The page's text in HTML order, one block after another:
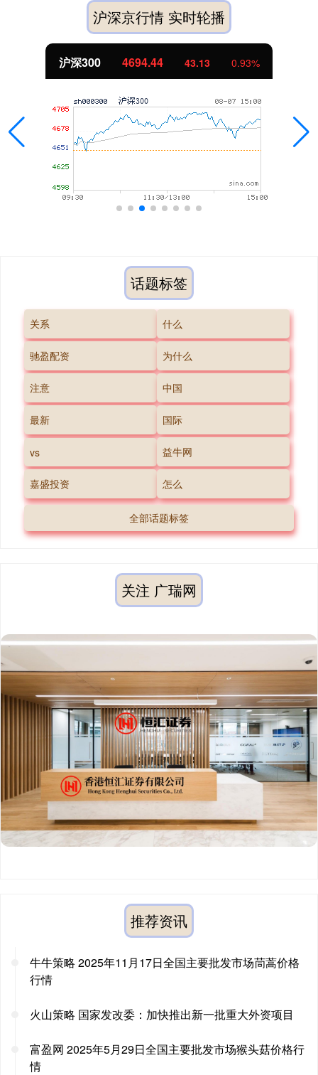
沪深京行情 实时轮播
北证50 1134.24 11.37
话题标签
关系 什么
驰盈配资 为什么
注意 中国
最新 国际
vs 益牛网
嘉盛投资 怎么
全部话题标签
关注 广瑞网
推荐资讯
牛牛策略 2025年11月17日全国主要批发市场茼蒿价格
行情
火山策略 国家发改委：加快推出新一批重大外资项目
富盈网 2025年5月29日全国主要批发市场猴头菇价格行
情